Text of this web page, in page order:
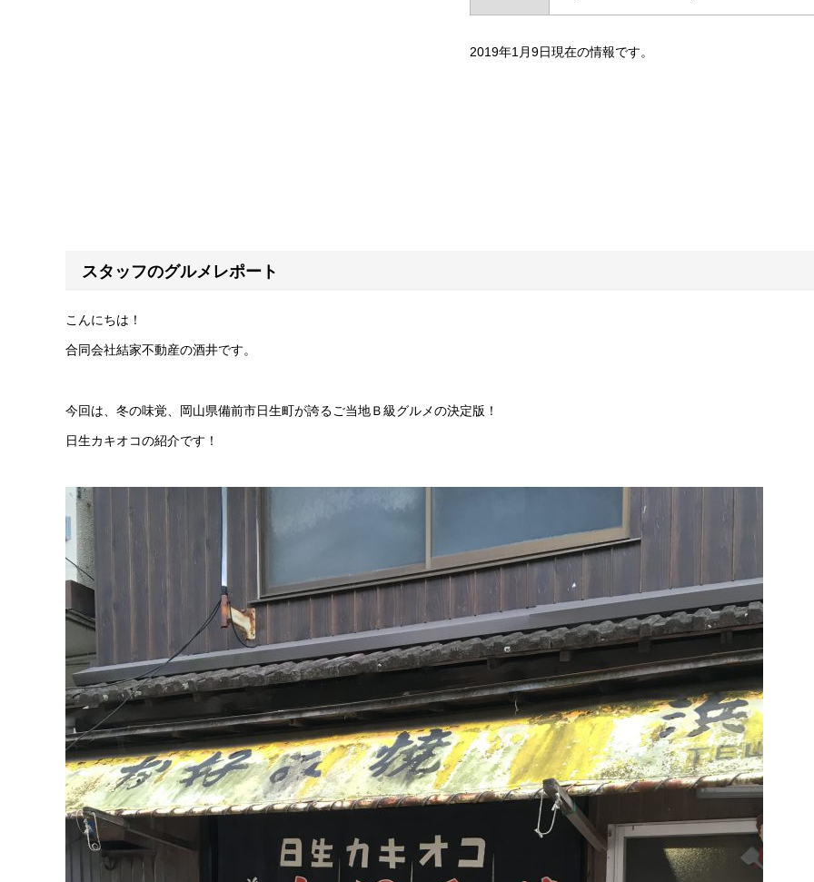
2019年1月9日現在の情報です。
スタッフのグルメレポート
こんにちは！
合同会社結家不動産の酒井です。
今回は、冬の味覚、岡山県備前市日生町が誇るご当地Ｂ級グルメの決定版！
日生カキオコの紹介です！